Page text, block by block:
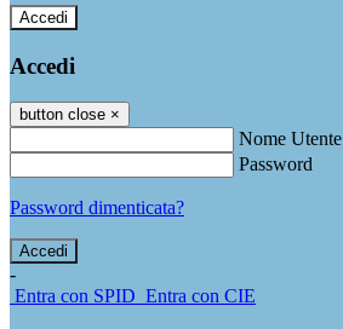
Accedi
Accedi
button close ×
Nome Utente
Password
Password dimenticata?
-
Entra con SPID Entra con CIE